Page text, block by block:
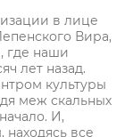
в лице
Вира,
где наши
лет назад.
культуры
меж скальных
И,
находясь все